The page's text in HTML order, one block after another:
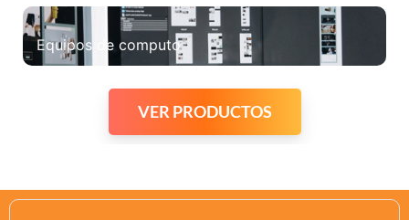
Equipos de computo
VER PRODUCTOS